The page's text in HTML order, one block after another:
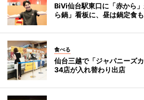
BiVi仙台駅東口に「赤から
ら鍋」看板に、昼は鍋定食も
食べる
仙台三越で「ジャパニーズ
34店が入れ替わり出店